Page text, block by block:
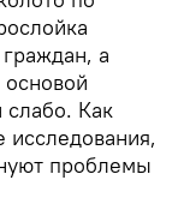
а
Как
исследования,
проблемы